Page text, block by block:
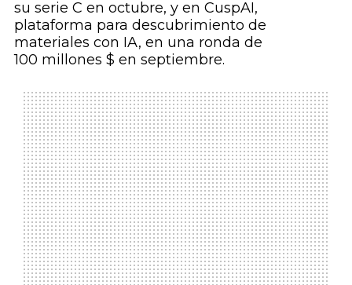
su serie C en octubre, y en CuspAI,
plataforma para descubrimiento de
materiales con IA, en una ronda de
100 millones $ en septiembre.